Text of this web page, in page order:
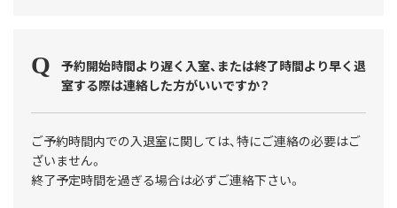
予約開始時間より遅く入室、または終了時間より早く退
室する際は連絡した方がいいですか？
ご予約時間内での入退室に関しては、特にご連絡の必要はご
ざいません。
終了予定時間を過ぎる場合は必ずご連絡下さい。